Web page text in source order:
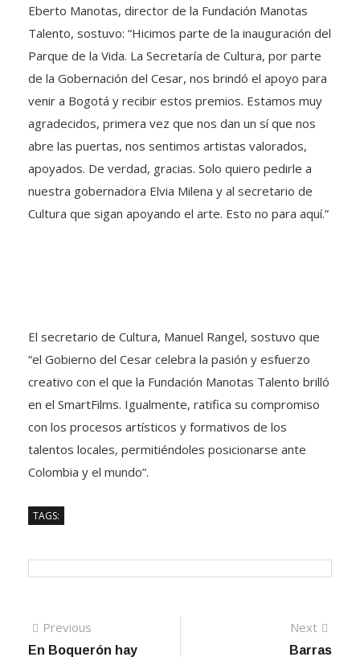
Eberto Manotas, director de la Fundación Manotas
Talento, sostuvo: “Hicimos parte de la inauguración del
Parque de la Vida. La Secretaría de Cultura, por parte
de la Gobernación del Cesar, nos brindó el apoyo para
venir a Bogotá y recibir estos premios. Estamos muy
agradecidos, primera vez que nos dan un sí que nos
abre las puertas, nos sentimos artistas valorados,
apoyados. De verdad, gracias. Solo quiero pedirle a
nuestra gobernadora Elvia Milena y al secretario de
Cultura que sigan apoyando el arte. Esto no para aquí.”
El secretario de Cultura, Manuel Rangel, sostuvo que
“el Gobierno del Cesar celebra la pasión y esfuerzo
creativo con el que la Fundación Manotas Talento brilló
en el SmartFilms. Igualmente, ratifica su compromiso
con los procesos artísticos y formativos de los
talentos locales, permitiéndoles posicionarse ante
Colombia y el mundo”.
TAGS:
Navegación
Previous
post:
En Boquerón hay
Next
post:
Barras